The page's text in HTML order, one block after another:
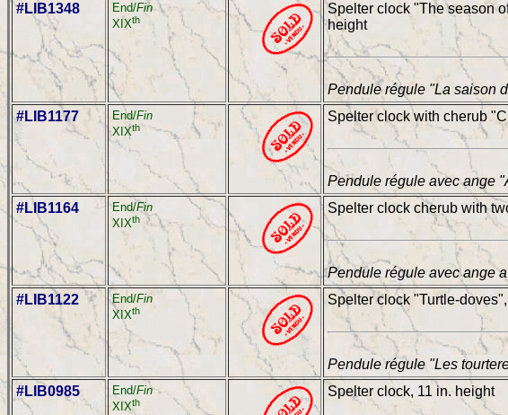
#LIB1348 End/Fin
XIXth
Spelter clock "The season
height
Pendule régule "La saison
#LIB1177
End/Fin
XIXth
Spelter clock with cherub
Pendule régule avec ange
#LIB1164
End/Fin
XIXth
Spelter clock cherub with
Pendule régule avec ange
#LIB1122
End/Fin
XIXth
Spelter clock "Turtle-
Pendule régule "Les
#LIB0985
End/Fin
XIXth
Spelter clock, 11 in. height